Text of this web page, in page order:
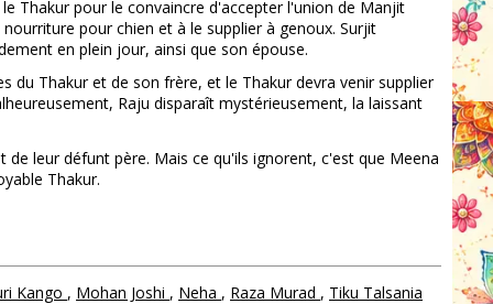
Thakur pour le convaincre d'accepter l'union de Manjit
pour chien et à le supplier à genoux. Surjit
en plein jour, ainsi que son épouse.
du Thakur et de son frère, et le Thakur devra venir supplier
Raju disparaît mystérieusement, la laissant
leur défunt père. Mais ce qu'ils ignorent, c'est que Meena
Thakur.
Kango , Mohan Joshi , Neha , Raza Murad , Tiku Talsania